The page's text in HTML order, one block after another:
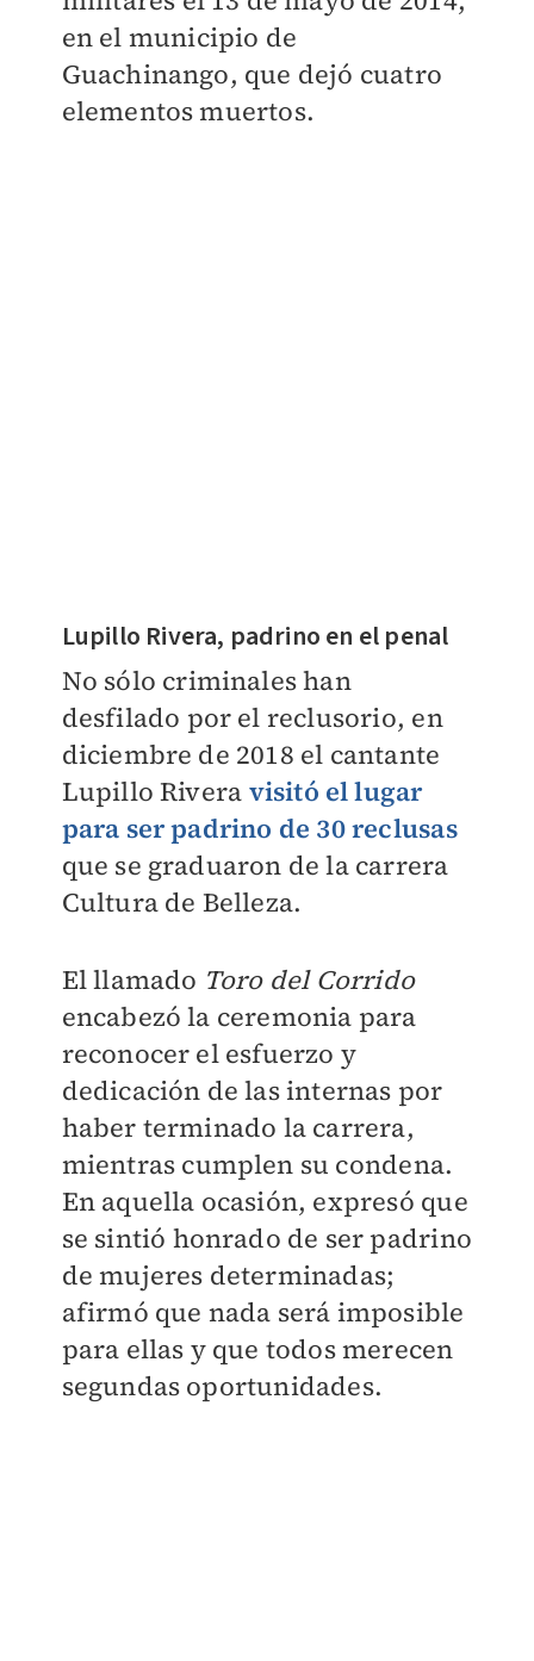
en el municipio de
Guachinango, que dejó cuatro
elementos muertos.
Lupillo Rivera, padrino en el penal
No sólo criminales han
desfilado por el reclusorio, en
diciembre de 2018 el cantante
Lupillo Rivera visitó el lugar
para ser padrino de 30 reclusas
que se graduaron de la carrera
Cultura de Belleza.
El llamado Toro del Corrido
encabezó la ceremonia para
reconocer el esfuerzo y
dedicación de las internas por
haber terminado la carrera,
mientras cumplen su condena.
En aquella ocasión, expresó que
se sintió honrado de ser padrino
de mujeres determinadas;
afirmó que nada será imposible
para ellas y que todos merecen
segundas oportunidades.